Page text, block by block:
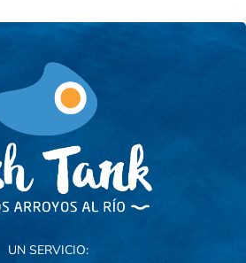
UN SERVICIO: